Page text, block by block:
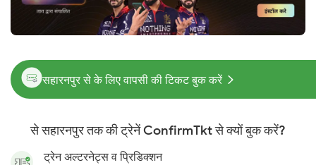
सहारनपुर से के लिए वापसी की टिकट बुक करें
से सहारनपुर तक की ट्रेनें ConfirmTkt से क्यों बुक करें?
ट्रेन अल्टरनेट्स व प्रिडिक्शन